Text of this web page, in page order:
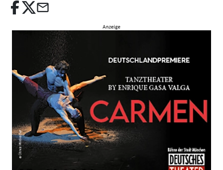
email